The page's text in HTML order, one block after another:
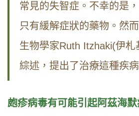
常見的失智症。不幸的是
只有緩解症狀的藥物。然
生物學家Ruth Itzhaki(伊札
綜述，提出了治療這種疾
皰疹病毒有可能引起阿茲海默